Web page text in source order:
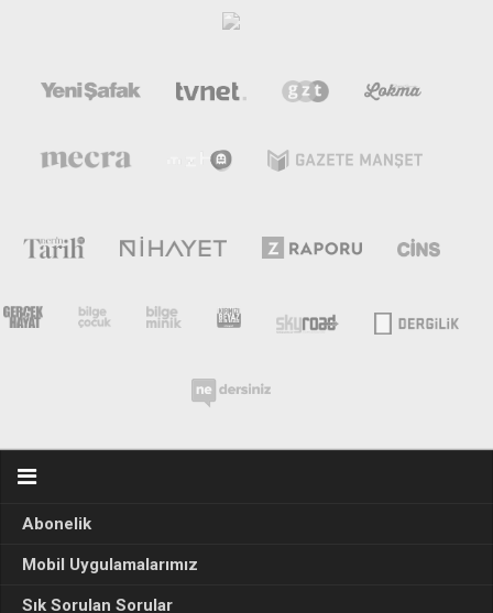
Abonelik
Mobil Uygulamalarımız
Sık Sorulan Sorular